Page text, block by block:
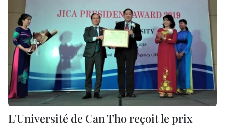
L'Université de Can Tho reçoit le prix